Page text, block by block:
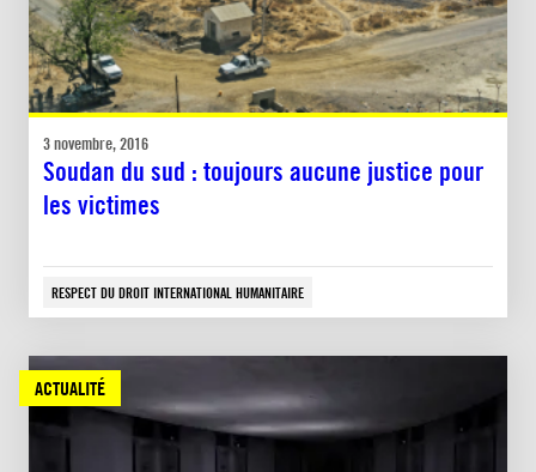
3 novembre, 2016
Soudan du sud : toujours aucune justice pour
les victimes
RESPECT DU DROIT INTERNATIONAL HUMANITAIRE
ACTUALITÉ